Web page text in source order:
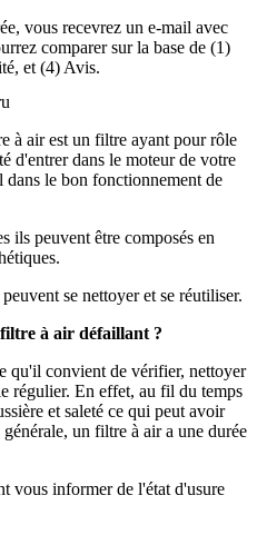
vous recevrez un e-mail avec
comparer sur la base de (1)
et (4) Avis.
à air est un filtre ayant pour rôle
d'entrer dans le moteur de votre
le bon fonctionnement de
ils peuvent être composés en
se nettoyer et se réutiliser.
à air défaillant ?
qu'il convient de vérifier, nettoyer
régulier. En effet, au fil du temps
et saleté ce qui peut avoir
un filtre à air a une durée
vous informer de l'état d'usure